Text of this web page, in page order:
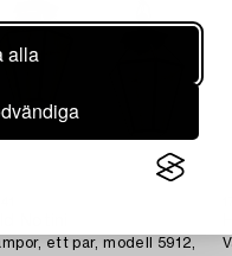
alla
ett par, modell 5912,